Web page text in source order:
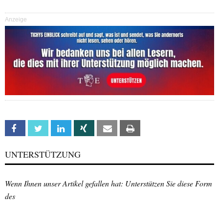
Anzeige
Facebook Twitter Linkedin Xing Email
UNTERSTÜTZUNG
Wenn Ihnen unser Artikel gefallen hat: Unterstützen Sie diese Form
des